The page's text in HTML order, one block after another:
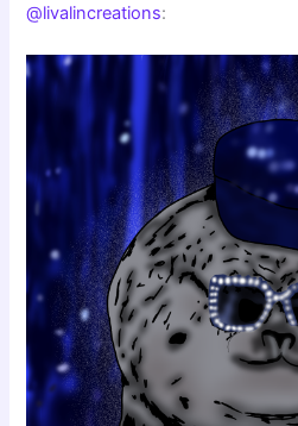
@livalincreations: